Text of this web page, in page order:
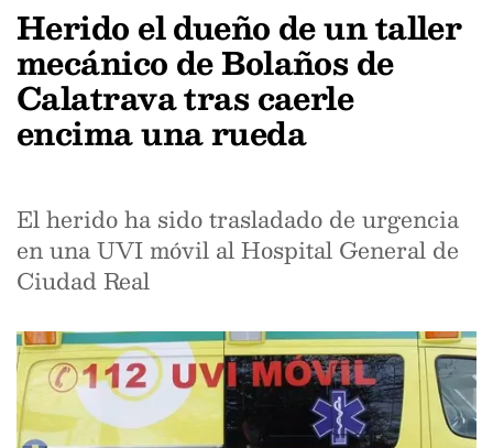
Herido el dueño de un taller
mecánico de Bolaños de
Calatrava tras caerle
encima una rueda
El herido ha sido trasladado de urgencia
en una UVI móvil al Hospital General de
Ciudad Real